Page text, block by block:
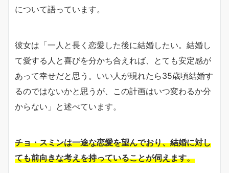
について語っています。
​彼女は「一人と長く恋愛した後に結婚したい。結婚し
て愛する人と喜びを分かち合えれば、とても安定感が
あって幸せだと思う。いい人が現れたら35歳頃結婚す
るのではないかと思うが、この計画はいつ変わるか分
からない」と述べています。
チョ・スミンは一途な恋愛を望んでおり、結婚に対し
ても前向きな考えを持っていることが伺えます。